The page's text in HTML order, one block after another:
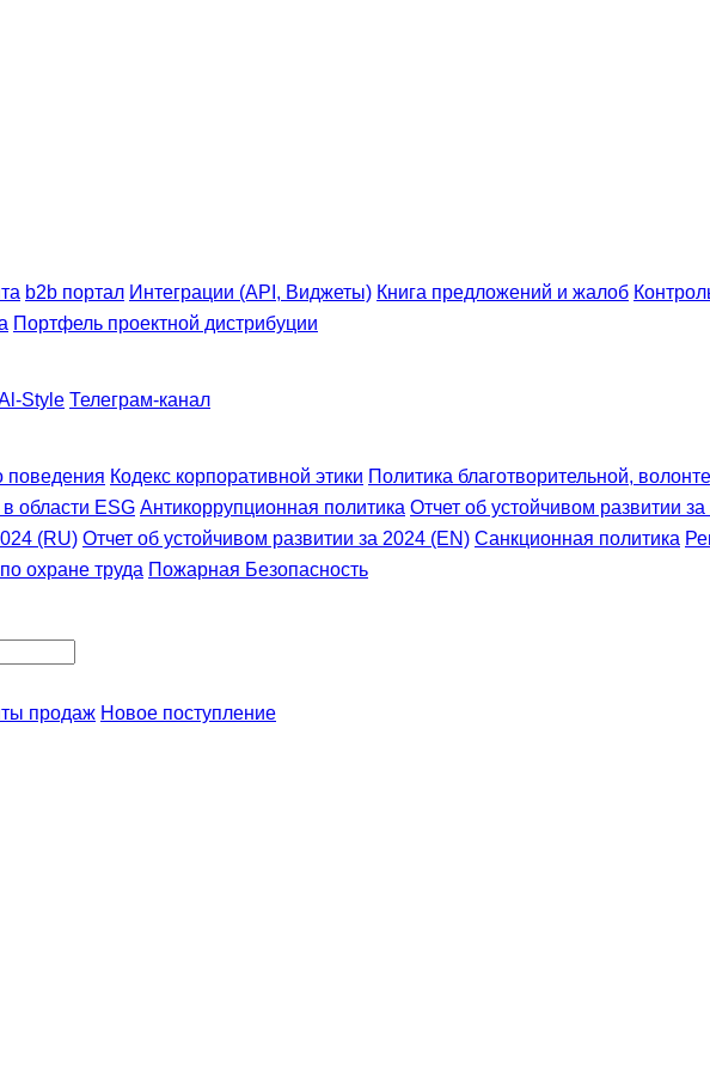
b2b портал Интеграции (API, Виджеты) Книга предложений и жалоб
Портфель проектной дистрибуции
Style Телеграм-канал
поведения Кодекс корпоративной этики Политика благотворительной,
области ESG Антикоррупционная политика Отчет об устойчивом развитии
(RU) Отчет об устойчивом развитии за 2024 (EN) Санкционная политика
охране труда Пожарная Безопасность
продаж Новое поступление